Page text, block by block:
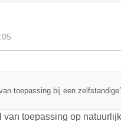
toepassing bij een
van toepassing op